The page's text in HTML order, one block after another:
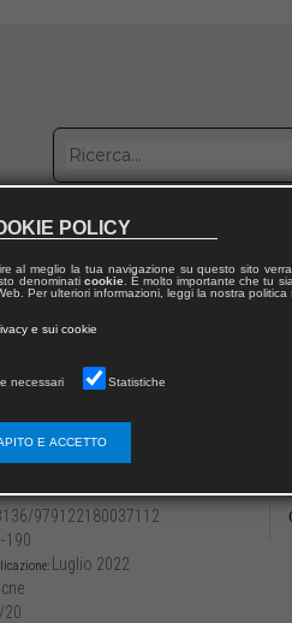
con noi
dei paesaggi
di paesaggi
979122180037112
190
Luglio 2022
20
POLICY
al meglio la tua navigazione su questo sito
denominati cookie. È molto importante che tu
Per ulteriori informazioni, leggi la nostra politica
e sui cookie
necessari Statistiche
E ACCETTO